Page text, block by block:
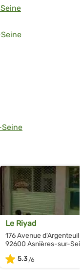
Le Riyad
176 Avenue d'Argenteuil
92600 Asnières-sur-
5.3